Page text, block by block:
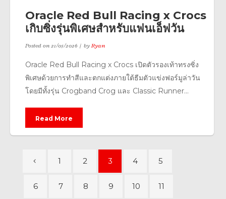
Oracle Red Bull Racing x Crocs
เกิบซิ่งรุ่นพิเศษสำหรับแฟนเอ็ฟวัน
Posted on21/05/2026 byRyan
Oracle Red Bull Racing x Crocs เปิดตัวรองเท้าทรงซิ่ง
พิเศษด้วยการทำสีและตกแต่งภายใต้ธีมตัวแข่งฟอร์มูล่าวัน
โดยมีทั้งรุ่น Crogband Crog และ Classic Runner...
Read More
1 2 3 4 5
6 7 8 9 10 11